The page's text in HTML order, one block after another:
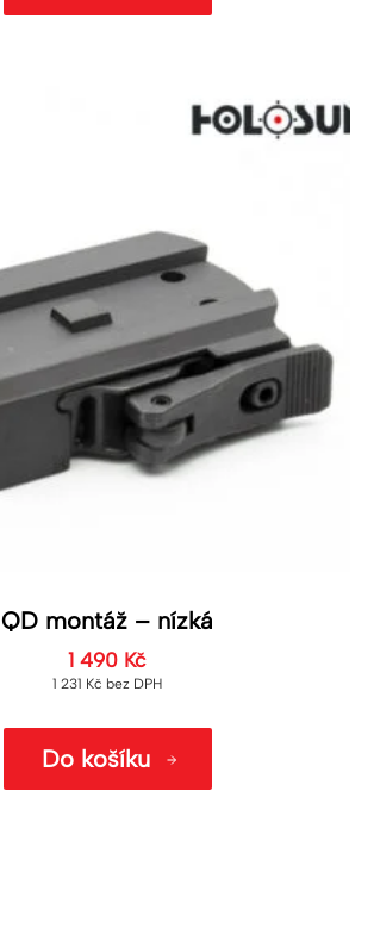
QD montáž – nízká
1 490 Kč
1 231 Kč bez DPH
Do košíku